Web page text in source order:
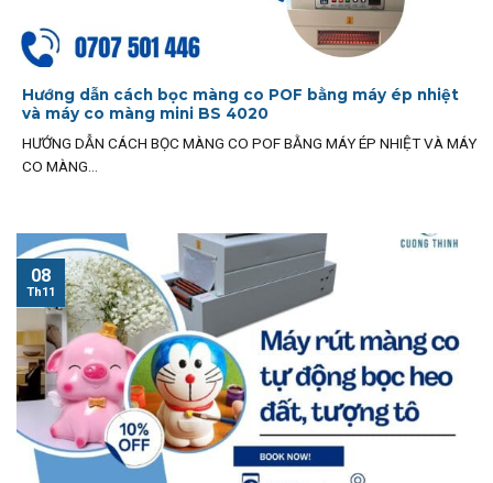
Hướng dẫn cách bọc màng co POF bằng máy ép nhiệt
và máy co màng mini BS 4020
HƯỚNG DẪN CÁCH BỌC MÀNG CO POF BẰNG MÁY ÉP NHIỆT VÀ MÁY
CO MÀNG...
08
Th11